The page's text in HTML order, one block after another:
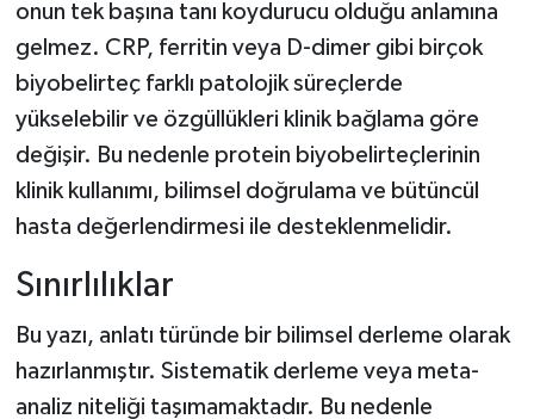
onun tek başına tanı koydurucu olduğu anlamına
gelmez. CRP, ferritin veya D-dimer gibi birçok
biyobelirteç farklı patolojik süreçlerde
yükselebilir ve özgüllükleri klinik bağlama göre
değişir. Bu nedenle protein biyobelirteçlerinin
klinik kullanımı, bilimsel doğrulama ve bütüncül
hasta değerlendirmesi ile desteklenmelidir.
Sınırlılıklar
Bu yazı, anlatı türünde bir bilimsel derleme olarak
hazırlanmıştır. Sistematik derleme veya meta-
analiz niteliği taşımamaktadır. Bu nedenle